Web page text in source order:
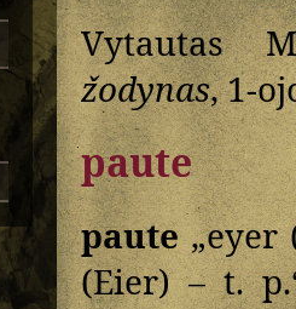
Vytautas
žodynas, 1-
paute
paute„eyer
(Eier) – t.